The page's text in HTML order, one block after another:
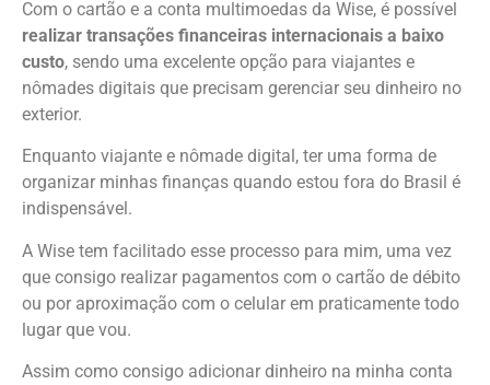
Com o cartão e a conta multimoedas da Wise, é possível
realizar transações financeiras internacionais a baixo
custo, sendo uma excelente opção para viajantes e
nômades digitais que precisam gerenciar seu dinheiro no
exterior.
Enquanto viajante e nômade digital, ter uma forma de
organizar minhas finanças quando estou fora do Brasil é
indispensável.
A Wise tem facilitado esse processo para mim, uma vez
que consigo realizar pagamentos com o cartão de débito
ou por aproximação com o celular em praticamente todo
lugar que vou.
Assim como consigo adicionar dinheiro na minha conta